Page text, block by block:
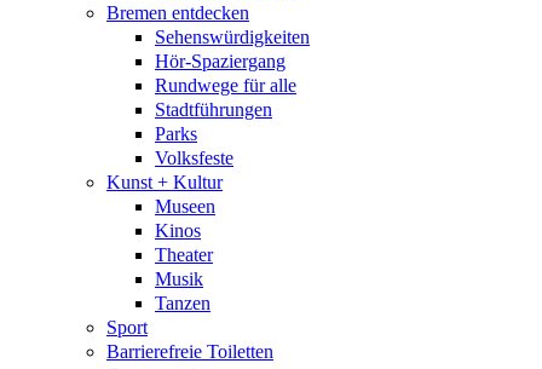
Bremen entdecken
Sehenswürdigkeiten
Hör-Spaziergang
Rundwege für alle
Stadtführungen
Parks
Volksfeste
Kunst + Kultur
Museen
Kinos
Theater
Musik
Tanzen
Sport
Barrierefreie Toiletten